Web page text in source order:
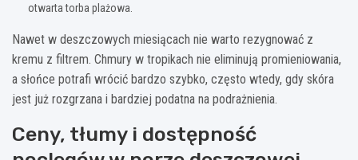
otwarta torba plażowa.
Nawet w deszczowych miesiącach nie warto rezygnować z
kremu z filtrem. Chmury w tropikach nie eliminują promieniowania,
a słońce potrafi wrócić bardzo szybko, często wtedy, gdy skóra
jest już rozgrzana i bardziej podatna na podrażnienia.
Ceny, tłumy i dostępność